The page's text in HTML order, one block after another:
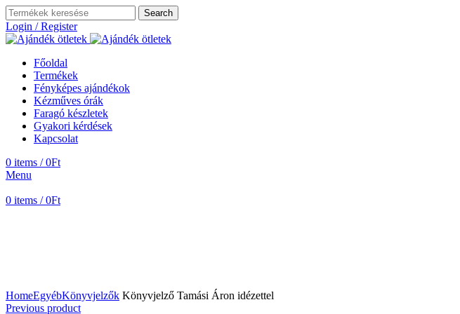
Search
Login / Register
Főoldal
Termékek
Fényképes ajándékok
Kézműves órák
Faragó készletek
Gyakori kérdések
Kapcsolat
0 items / 0Ft
Menu
0 items / 0Ft
HomeEgyébKönyvjelzők Könyvjelző Tamási Áron idézettel
Previous product